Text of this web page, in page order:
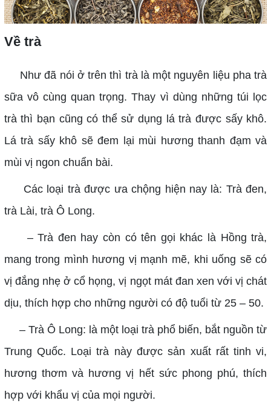
Về trà
Như đã nói ở trên thì trà là một nguyên liệu pha trà
sữa vô cùng quan trọng. Thay vì dùng những túi lọc
trà thì bạn cũng có thể sử dụng lá trà được sấy khô.
Lá trà sấy khô sẽ đem lại mùi hương thanh đạm và
mùi vị ngon chuẩn bài.
Các loại trà được ưa chộng hiện nay là: Trà đen,
trà Lài, trà Ô Long.
– Trà đen hay còn có tên gọi khác là Hồng trà,
mang trong mình hương vị mạnh mẽ, khi uống sẽ có
vị đắng nhẹ ở cổ họng, vị ngọt mát đan xen với vị chát
dịu, thích hợp cho những người có độ tuổi từ 25 – 50.
– Trà Ô Long: là một loại trà phổ biến, bắt nguồn từ
Trung Quốc. Loại trà này được sản xuất rất tinh vi,
hương thơm và hương vị hết sức phong phú, thích
hợp với khẩu vị của mọi người.